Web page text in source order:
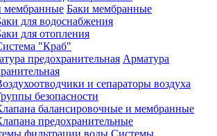
Баки мембранные
для водоснабжения
для отопления
"Краб"
Арматура
и сепараторы воздуха
безопасности
балансировочные и мембранные
предохранительные
Системы